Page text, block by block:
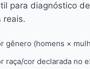
para diagnóstico
reais.
gênero (homens ×
raça/cor declarada no